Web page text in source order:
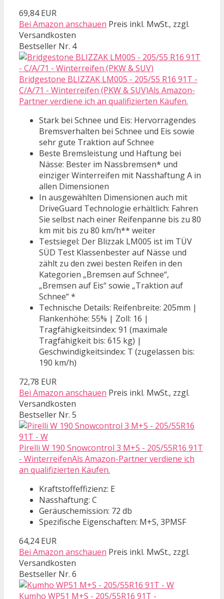
69,84 EUR
Bei Amazon anschauen Preis inkl. MwSt., zzgl.
Versandkosten
Bestseller Nr. 4
Bridgestone BLIZZAK LM005 - 205/55 R16 91T -
C/A/71 - Winterreifen (PKW & SUV)Als Amazon-
Partner verdiene ich an qualifizierten Käufen.
Stark bei Schnee und Eis: Hervorragendes
Bremsverhalten bei Schnee und Eis sowie
sehr gute Traktion auf Schnee
Beste Bremsleistung und Haftung bei
Nässe: Bester im Nassbremsen* und
einziger Winterreifen mit Nasshaftung A in
allen Dimensionen
In ausgewählten Dimensionen auch mit
DriveGuard Technologie erhältlich: Fahren
Sie selbst nach einer Reifenpanne bis zu 80
km mit bis zu 80 km/h** weiter
Testsiegel: Der Blizzak LM005 ist im TÜV
SÜD Test Klassenbester auf Nässe und
zählt zu den zwei besten Reifen in den
Kategorien „Bremsen auf Schnee“,
„Bremsen auf Eis“ sowie „Traktion auf
Schnee“ *
Technische Details: Reifenbreite: 205mm |
Flankenhöhe: 55% | Zoll: 16 |
Tragfähigkeitsindex: 91 (maximale
Tragfähigkeit bis: 615 kg) |
Geschwindigkeitsindex: T (zugelassen bis:
190 km/h)
72,78 EUR
Bei Amazon anschauen Preis inkl. MwSt., zzgl.
Versandkosten
Bestseller Nr. 5
Pirelli W 190 Snowcontrol 3 M+S - 205/55R16 91T
- WinterreifenAls Amazon-Partner verdiene ich
an qualifizierten Käufen.
Kraftstoffeffizienz: E
Nasshaftung: C
Geräuschemission: 72 db
Spezifische Eigenschaften: M+S, 3PMSF
64,24 EUR
Bei Amazon anschauen Preis inkl. MwSt., zzgl.
Versandkosten
Bestseller Nr. 6
Kumho WP51 M+S - 205/55R16 91T -